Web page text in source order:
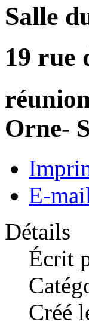
Salle
19 rue
Orne-
E-
Détails
Écrit
Créé